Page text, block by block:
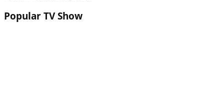
Popular TV Show